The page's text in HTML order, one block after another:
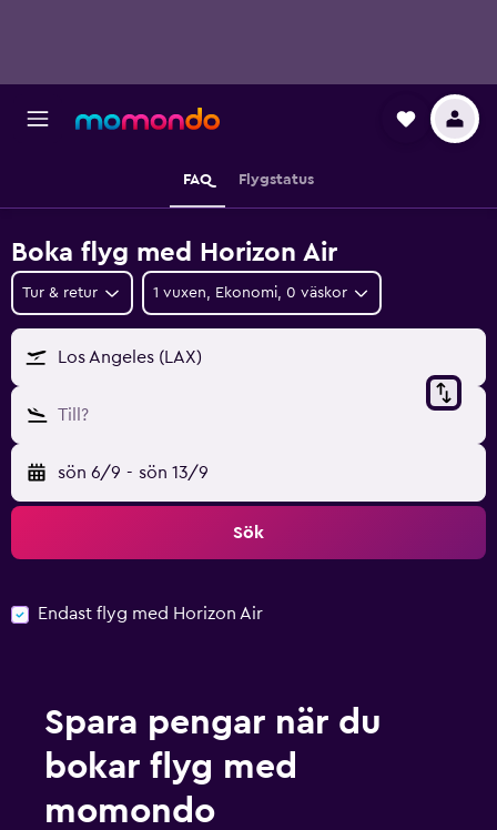
FAQ Flygstatus
Boka flyg med Horizon Air
Tur & retur 1 vuxen, Ekonomi, 0 väskor
Los Angeles (LAX)
Till?
sön 6/9 - sön 13/9
Sök
Endast flyg med Horizon Air
Spara pengar när du
bokar flyg med
momondo